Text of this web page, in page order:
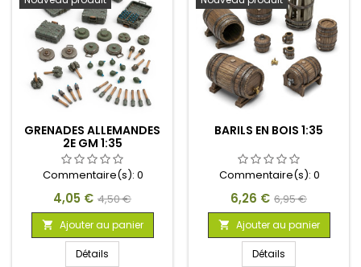
GRENADES ALLEMANDES
2E GM 1:35
Commentaire(s): 0
Prix
4,05 € Prix
de
base
4,50 €
 Ajouter au panier
Détails
BARILS EN BOIS 1:35
Commentaire(s): 0
Prix
6,26 € Prix
de
base
6,95 €
 Ajouter au panier
Détails